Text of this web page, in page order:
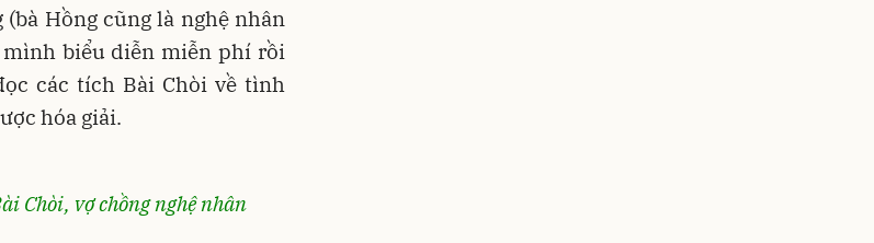
Hồng cũng là nghệ nhân
mình biểu diễn miễn phí rồi
các tích Bài Chòi về tình
hóa giải.
Chòi, vợ chồng nghệ nhân